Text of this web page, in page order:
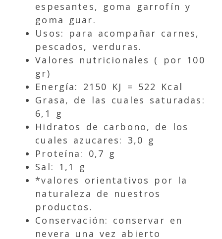
espesantes, goma garrofín y
goma guar.
Usos: para acompañar carnes,
pescados, verduras.
Valores nutricionales ( por 100
gr)
Energía: 2150 KJ = 522 Kcal
Grasa, de las cuales saturadas:
6,1 g
Hidratos de carbono, de los
cuales azucares: 3,0 g
Proteína: 0,7 g
Sal: 1,1 g
*valores orientativos por la
naturaleza de nuestros
productos.
Conservación: conservar en
nevera una vez abierto